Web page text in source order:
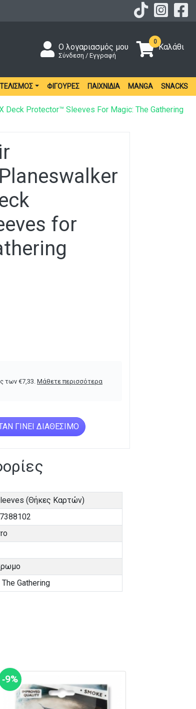
Ο λογαριασμός μου
Σύνδεση / Εγγραφή
0
Καλάθι
ΦΙΓΟΎΡΕΣ ΠΑΙΧΝΊΔΙΑ MANGA SNACKS
Deck Protector™ Sleeves For Magic: The Gathering
for
των €7,33 Μάθετε περισσότερα
ΓΊΝΕΙ ΔΙΑΘΈΣΙΜΟ
(Θήκες Καρτών)
Gathering
‑9%